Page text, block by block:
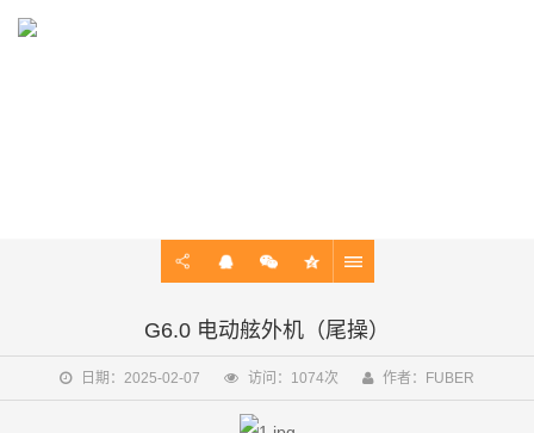
G6.0 电动舷外机（尾操）
日期：2025-02-07 访问：1074次 作者：FUBER